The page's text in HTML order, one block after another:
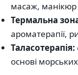
масаж,
Термальна
ароматерапії,
Таласотерапія:
основі